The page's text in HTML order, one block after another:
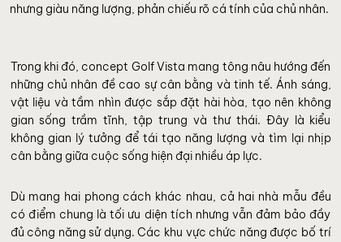
nhưng giàu năng lượng, phản chiếu rõ cá tính của chủ nhân.
Trong khi đó, concept Golf Vista mang tông nâu hướng đến
những chủ nhân đề cao sự cân bằng và tinh tế. Ánh sáng,
vật liệu và tầm nhìn được sắp đặt hài hòa, tạo nên không
gian sống trầm tĩnh, tập trung và thư thái. Đây là kiểu
không gian lý tưởng để tái tạo năng lượng và tìm lại nhịp
cân bằng giữa cuộc sống hiện đại nhiều áp lực.
Dù mang hai phong cách khác nhau, cả hai nhà mẫu đều
có điểm chung là tối ưu diện tích nhưng vẫn đảm bảo đầy
đủ công năng sử dụng. Các khu vực chức năng được bố trí